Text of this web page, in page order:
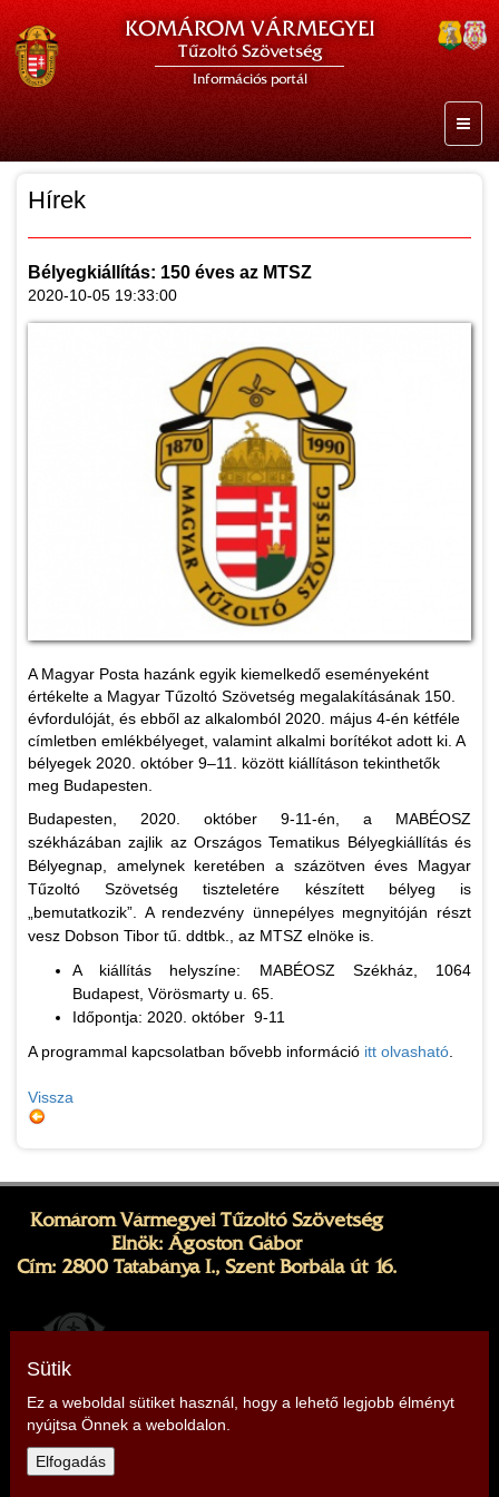
KOMÁROM VÁRMEGYEI
Tűzoltó Szövetség
Információs portál
Hírek
Bélyegkiállítás: 150 éves az MTSZ
2020-10-05 19:33:00
A Magyar Posta hazánk egyik kiemelkedő eseményeként
értékelte a Magyar Tűzoltó Szövetség megalakításának 150.
évfordulóját, és ebből az alkalomból 2020. május 4-én kétféle
címletben emlékbélyeget, valamint alkalmi borítékot adott ki. A
bélyegek 2020. október 9–11. között kiállításon tekinthetők
meg Budapesten.
Budapesten, 2020. október 9-11-én, a MABÉOSZ
székházában zajlik az Országos Tematikus Bélyegkiállítás és
Bélyegnap, amelynek keretében a százötven éves Magyar
Tűzoltó Szövetség tiszteletére készített bélyeg is
„bemutatkozik”. A rendezvény ünnepélyes megnyitóján részt
vesz Dobson Tibor tű. ddtbk., az MTSZ elnöke is.
A kiállítás helyszíne: MABÉOSZ Székház, 1064
Budapest, Vörösmarty u. 65.
Időpontja: 2020. október 9-11
A programmal kapcsolatban bővebb információ itt olvasható.
Vissza
Komárom Vármegyei Tűzoltó Szövetség
Elnök: Ágoston Gábor
Cím: 2800 Tatabánya I., Szent Borbála út 16.
E-mail:
Sütik
Ez a weboldal sütiket használ, hogy a lehető legjobb élményt
nyújtsa Önnek a weboldalon.
Elfogadás